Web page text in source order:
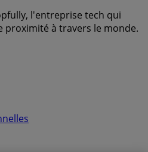
l'entreprise tech qui
proximité à travers le monde.